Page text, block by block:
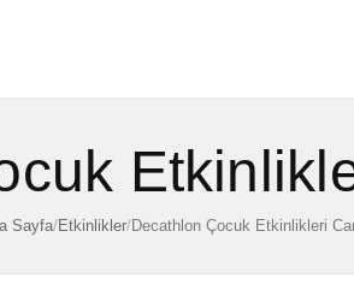
Sayfa/Etkinlikler/Decathlon Çocuk Etkinlikleri